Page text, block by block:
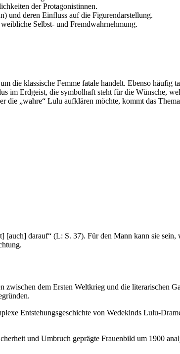
der Protagonistinnen.
und deren Einfluss auf die Figurendarstellung.
Selbst- und Fremdwahrnehmung.
die klassische Femme fatale handelt. Ebenso
im Erdgeist, die symbolhaft steht für die Wünsche,
„wahre“ Lulu aufklären möchte, kommt das
[auch] darauf“ (L: S. 37). Für den Mann kann sie
dem Ersten Weltkrieg und die literarischen
Entstehungsgeschichte von Wedekinds Lulu-
und Umbruch geprägte Frauenbild um 1900